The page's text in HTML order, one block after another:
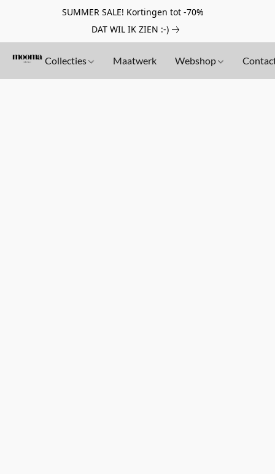
SUMMER SALE! Kortingen tot -70%
DAT WIL IK ZIEN :-)
Collecties Maatwerk Webshop